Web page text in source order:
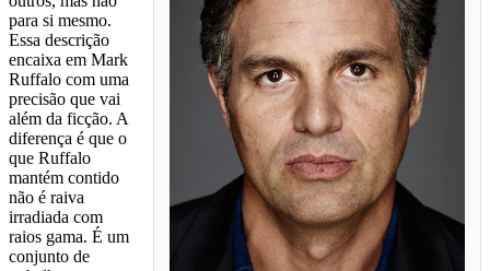
para si mesmo.
Essa descrição
encaixa em Mark
Ruffalo com uma
precisão que vai
além da ficção. A
diferença é que o
que Ruffalo
mantém contido
não é raiva
irradiada com
raios gama. É um
conjunto de